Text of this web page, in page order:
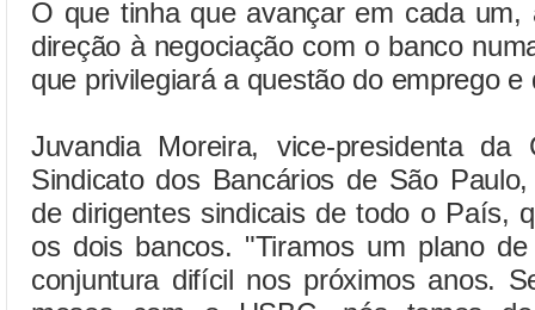
O que tinha que avançar em cada
direção à negociação com o banco
que privilegiará a questão do emprego e
Juvandia Moreira, vice-presidenta
Sindicato dos Bancários de São
de dirigentes sindicais de todo o País,
os dois bancos. "Tiramos um plano
conjuntura difícil nos próximos anos.